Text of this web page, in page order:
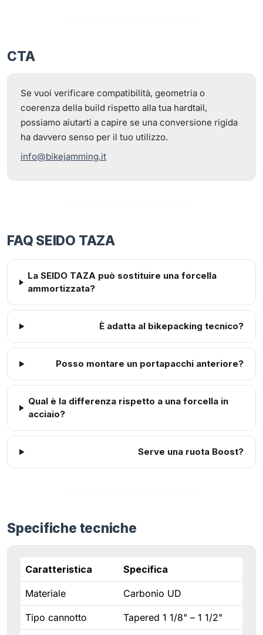
CTA
Se vuoi verificare compatibilità, geometria o
coerenza della build rispetto alla tua hardtail,
possiamo aiutarti a capire se una conversione rigida
ha davvero senso per il tuo utilizzo.
info@bikejamming.it
FAQ SEIDO TAZA
La SEIDO TAZA può sostituire una forcella
ammortizzata?
È adatta al bikepacking tecnico?
Posso montare un portapacchi anteriore?
Qual è la differenza rispetto a una forcella in
acciaio?
Serve una ruota Boost?
Specifiche tecniche
Caratteristica Specifica
Materiale Carbonio UD
Tipo cannotto Tapered 1 1/8" – 1 1/2"